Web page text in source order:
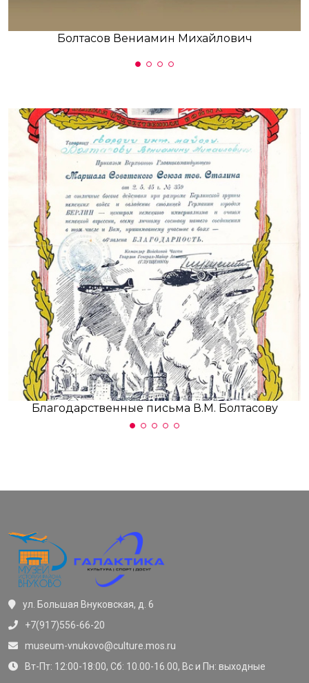
Болтасов Вениамин Михайлович
Благодарственные письма В.М. Болтасову
ул. Большая Внуковская, д. 6
+7(917)556-66-20
museum-vnukovo@culture.mos.ru
Вт-Пт: 12:00-18:00, Сб: 10.00-16.00, Вс и Пн: выходные